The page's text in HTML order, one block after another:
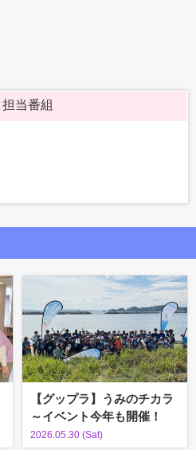
担当番組
【グップラ】うみのチカラ
～イベント今年も開催！
2026.05.30 (Sat)